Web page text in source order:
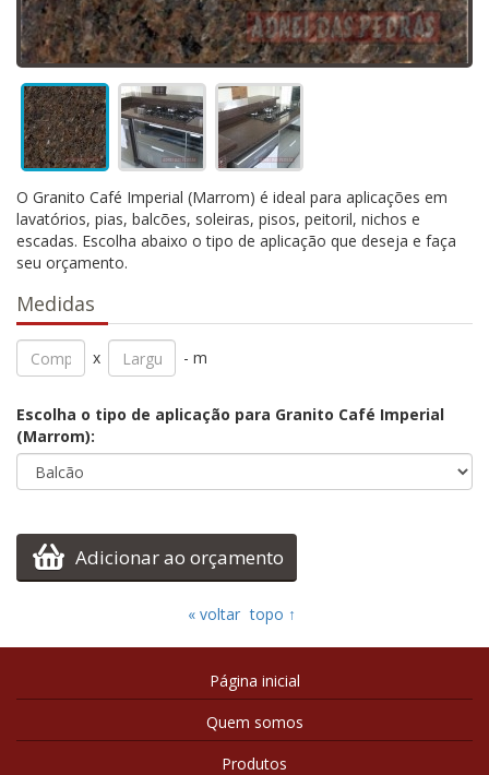
O Granito Café Imperial (Marrom) é ideal para aplicações em
lavatórios, pias, balcões, soleiras, pisos, peitoril, nichos e
escadas. Escolha abaixo o tipo de aplicação que deseja e faça
seu orçamento.
Medidas
x - m
Escolha o tipo de aplicação para Granito Café Imperial
(Marrom):
Adicionar ao orçamento
« voltar topo ↑
Página inicial
Quem somos
Produtos